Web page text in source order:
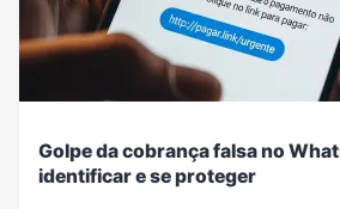
Golpe da cobrança falsa no
identificar e se proteger